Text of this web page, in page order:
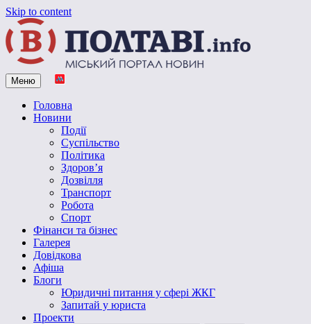
Skip to content
Vpoltave.info
Полтавський портал новин
Меню
Головна
Новини
Події
Суспільство
Політика
Здоров’я
Дозвілля
Транспорт
Робота
Спорт
Фінанси та бізнес
Галерея
Довідкова
Афіша
Блоги
Юридичні питання у сфері ЖКГ
Запитай у юриста
Проекти